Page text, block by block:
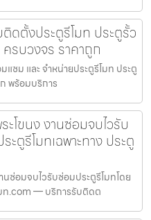
ดตั้งประตูรีโมท ประตูรั้ว
รบวงจร ราคาถูก
ซม และ จำหน่ายประตูรีโมท ประตู
พร้อมบริการ
ะโขนง งานซ่อมจบไวรับ
ตูรีโมทเฉพาะทาง ประตู
นซ่อมจบไวรับซ่อมประตูรีโมทโดย
มท.com — บริการรับติดต